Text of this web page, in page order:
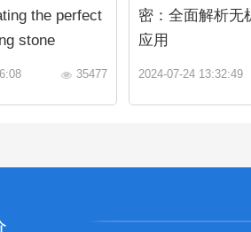
the perfect
stone
35477
密：全面解析无
应用
2024-07-24 13:32:49